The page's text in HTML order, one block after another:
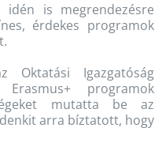
idén is megrendezésre
érdekes programok
Oktatási Igazgatóság
programok
mutatta be az
arra bíztatott, hogy